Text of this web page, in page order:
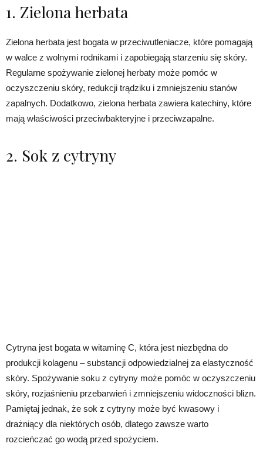
1. Zielona herbata
Zielona herbata jest bogata w przeciwutleniacze, które pomagają
w walce z wolnymi rodnikami i zapobiegają starzeniu się skóry.
Regularne spożywanie zielonej herbaty może pomóc w
oczyszczeniu skóry, redukcji trądziku i zmniejszeniu stanów
zapalnych. Dodatkowo, zielona herbata zawiera katechiny, które
mają właściwości przeciwbakteryjne i przeciwzapalne.
2. Sok z cytryny
Cytryna jest bogata w witaminę C, która jest niezbędna do
produkcji kolagenu – substancji odpowiedzialnej za elastyczność
skóry. Spożywanie soku z cytryny może pomóc w oczyszczeniu
skóry, rozjaśnieniu przebarwień i zmniejszeniu widoczności blizn.
Pamiętaj jednak, że sok z cytryny może być kwasowy i
drażniący dla niektórych osób, dlatego zawsze warto
rozcieńczać go wodą przed spożyciem.